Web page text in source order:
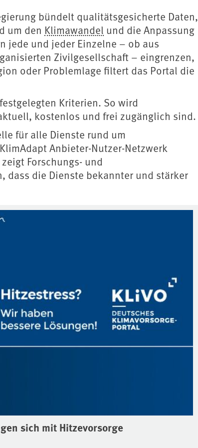
bündelt qualitätsgesicherte Daten,
um den Klimawandel und die Anpassung
jede und jeder Einzelne – ob aus
Zivilgesellschaft – eingrenzen,
oder Problemlage filtert das Portal die
Kriterien. So wird
kostenlos und frei zugänglich sind.
für alle Dienste rund um
Anbieter-Nutzer-Netzwerk
Forschungs- und
dass die Dienste bekannter und stärker
sich mit Hitzevorsorge